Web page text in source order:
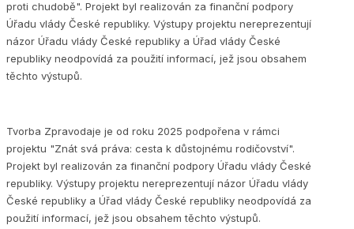
proti chudobě". Projekt byl realizován za finanční podpory
Úřadu vlády České republiky. Výstupy projektu nereprezentují
názor Úřadu vlády České republiky a Úřad vlády České
republiky neodpovídá za použití informací, jež jsou obsahem
těchto výstupů.
Tvorba Zpravodaje je od roku 2025 podpořena v rámci
projektu "Znát svá práva: cesta k důstojnému rodičovství".
Projekt byl realizován za finanční podpory Úřadu vlády České
republiky. Výstupy projektu nereprezentují názor Úřadu vlády
České republiky a Úřad vlády České republiky neodpovídá za
použití informací, jež jsou obsahem těchto výstupů.